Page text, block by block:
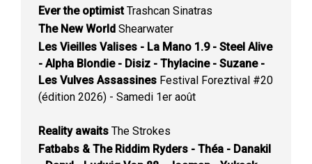
Ever the optimistTrashcan Sinatras
The New World Shearwater
Les Vieilles Valises - La Mano 1.9 - Steel Alive
- Alpha Blondie - Disiz - Thylacine - Suzane -
Les Vulves Assassines Festival Foreztival #20
(édition 2026) - Samedi 1er août
Reality awaits The Strokes
Fatbabs & The Riddim Ryders - Théa - Danakil